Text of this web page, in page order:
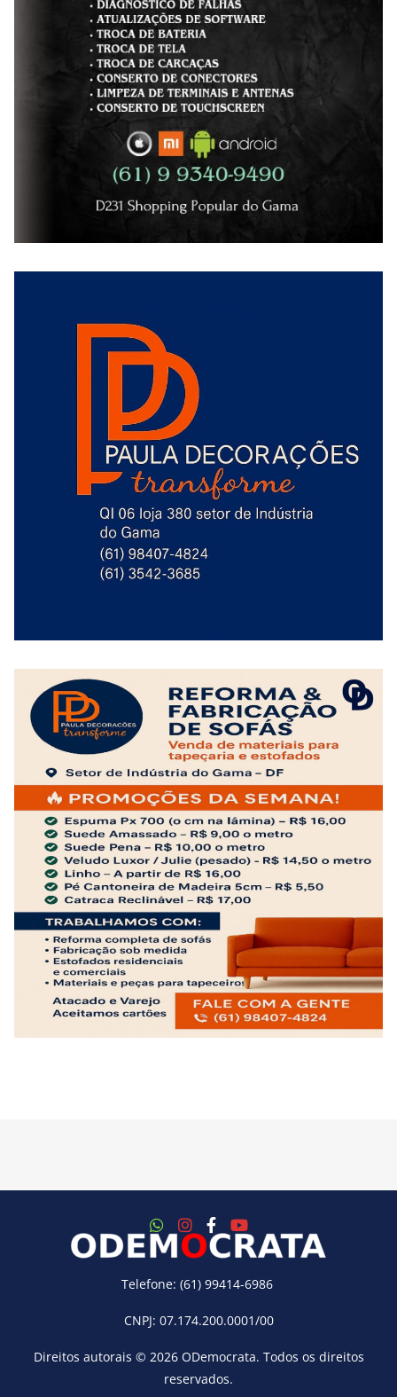
Telefone: (61) 99414-6986
CNPJ: 07.174.200.0001/00
Direitos autorais © 2026 ODemocrata. Todos os direitos
reservados.